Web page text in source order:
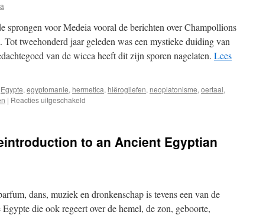
sprongen voor Medeia vooral de berichten over Champollions
tweehonderd jaar geleden was een mystieke duiding van
van de wicca heeft dit zijn sporen nagelaten. Lees
Egypte, egyptomanie, hermetica, hiërogliefen, neoplatonisme, oertaal,
| Reacties uitgeschakeld
de
to an Ancient Egyptian
dans, muziek en dronkenschap is tevens een van de
die ook regeert over de hemel, de zon, geboorte,